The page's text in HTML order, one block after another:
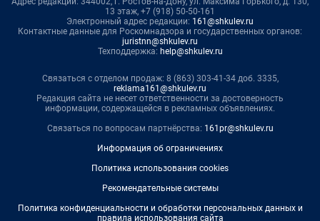
13 этаж, +7 (918) 50-50-161
Электронный адрес редакции: 161@shkulev.ru
Контактные данные для Роскомнадзора и государственных органов:
juristnn@shkulev.ru
Техподдержка: help@shkulev.ru
Связаться с отделом продаж: 8 (863) 303-41-34 доб. 3335,
reklama161@shkulev.ru
Редакция сайта не несет ответственности за достоверность
информации, содержащейся в рекламных объявлениях.
Связаться по вопросам партнёрства: 161pr@shkulev.ru
Информация об ограничениях
Политика использования cookies
Рекомендательные системы
Политика конфиденциальности и обработки персональных данных и
правила использования сайта